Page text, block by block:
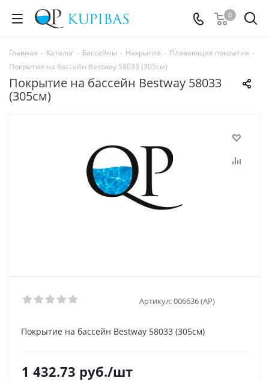
0
Главная - Каталог - Бассейны - Накрытия - Плавающие покрытия -
Покрытие на бассейн Bestway 58033 (305см)
Покрытие на бассейн Bestway 58033
(305см)
Артикул:006636 (AP)
Покрытие на бассейн Bestway 58033 (305см)
1 432.73 руб./шт